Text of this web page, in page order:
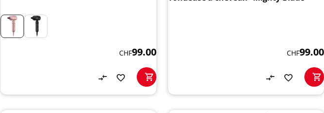
CHF99.00 CHF99.00